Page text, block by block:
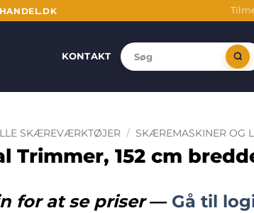
KONTAKT
SKÆREVÆRKTØJER / SKÆREMASKINER OG
Trimmer, 152 cm
for at se priser— Gå til